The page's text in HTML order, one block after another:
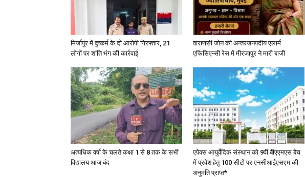
मिर्जापुर में दुष्कर्म के दो आरोपी गिरफ्तार, 21
लोगों पर शांति भंग की कार्रवाई
वाराणसी जोन की अन्तरजनपदीय एलार्म
एफिसिएन्सी रेस में मीरजापुर ने मारी बाजी
अत्यधिक वर्षा के चलते कक्षा 1 से 8 तक के सभी
विद्यालय आज बंद
एपेक्स आयुर्वेदिक संस्थान को 9वीं बीएएमएस बैच
में प्रवेश हेतु 100 सीटों पर एनसीआईएसएम की
अनुमति प्राप्त*